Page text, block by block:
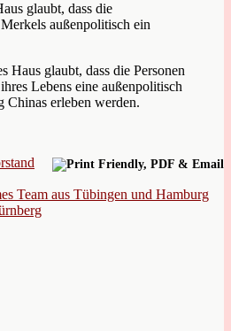
glaubt, dass die
außenpolitisch ein
Haus glaubt, dass die Personen
Lebens eine außenpolitisch
erleben werden.
Team aus Tübingen und Hamburg